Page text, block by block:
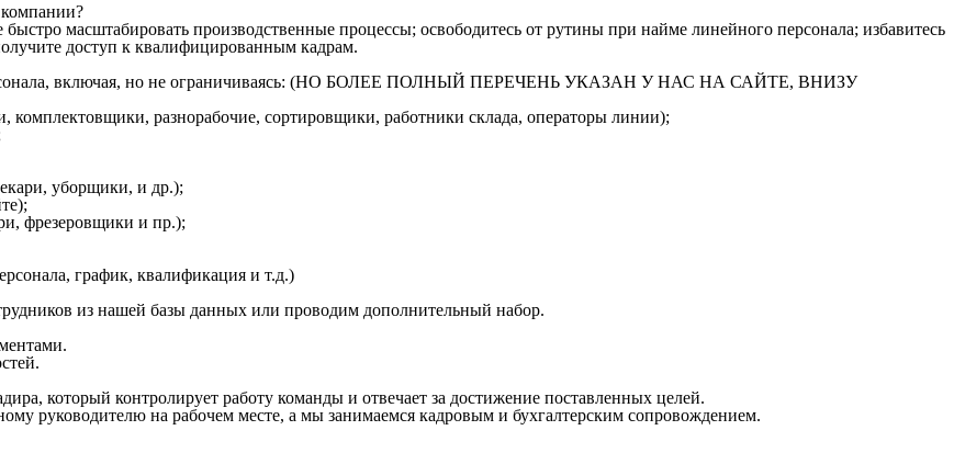
масштабировать производственные процессы; освободитесь от рутины при найме линейного персонала; избавитесь
доступ к квалифицированным кадрам.
включая, но не ограничиваясь: (НО БОЛЕЕ ПОЛНЫЙ ПЕРЕЧЕНЬ УКАЗАН У НАС НА САЙТЕ, ВНИЗУ
разнорабочие, сортировщики, работники склада, операторы линии);
уборщики, и др.);
фрезеровщики и пр.);
график, квалификация и т.д.)
из нашей базы данных или проводим дополнительный набор.
который контролирует работу команды и отвечает за достижение поставленных целей.
руководителю на рабочем месте, а мы занимаемся кадровым и бухгалтерским сопровождением.